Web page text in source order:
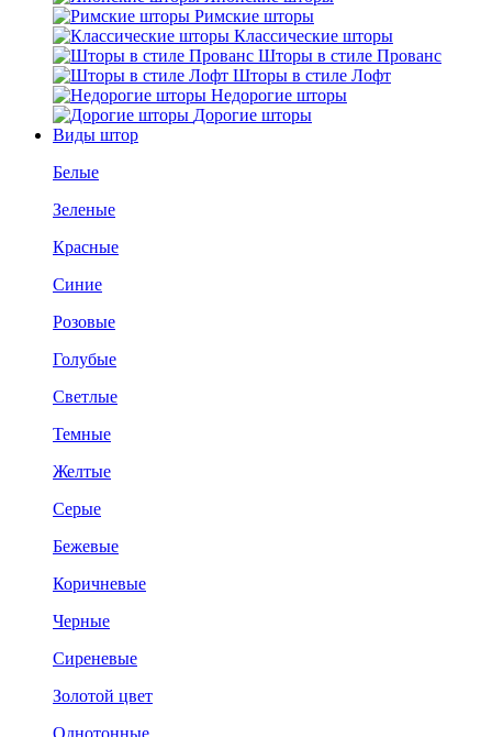
Римские шторы
Классические шторы
Шторы в стиле Прованс
Шторы в стиле Лофт
Недорогие шторы
Дорогие шторы
Виды штор
Белые
Зеленые
Красные
Синие
Розовые
Голубые
Светлые
Темные
Желтые
Серые
Бежевые
Коричневые
Черные
Сиреневые
Золотой цвет
Однотонные